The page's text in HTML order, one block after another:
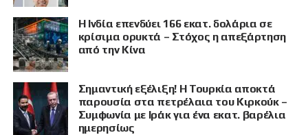
Η Ινδία επενδύει 166 εκατ. δολάρια σε
κρίσιμα ορυκτά – Στόχος η απεξάρτηση
από την Κίνα
Σημαντική εξέλιξη! Η Τουρκία αποκτά
παρουσία στα πετρέλαια του Κιρκούκ –
Συμφωνία με Ιράκ για ένα εκατ. βαρέλια
ημερησίως